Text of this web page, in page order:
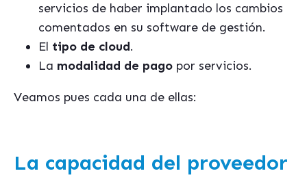
servicios de haber implantado los cambios
comentados en su software de gestión.
El tipo de cloud.
La modalidad de pago por servicios.
Veamos pues cada una de ellas:
La capacidad del proveedor